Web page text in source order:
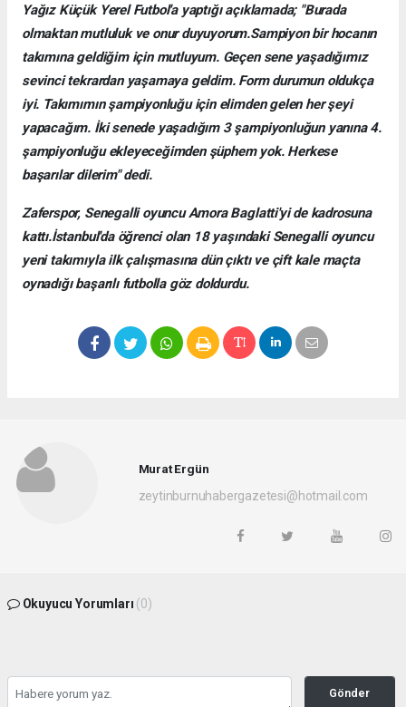
Yağız Küçük Yerel Futbol'a yaptığı açıklamada; "Burada
olmaktan mutluluk ve onur duyuyorum.Sampiyon bir hocanın
takımına geldiğim için mutluyum. Geçen sene yaşadığımız
sevinci tekrardan yaşamaya geldim. Form durumun oldukça
iyi. Takımımın şampiyonluğu için elimden gelen her şeyi
yapacağım. İki senede yaşadığım 3 şampiyonluğun yanına 4.
şampiyonluğu ekleyeceğimden şüphem yok. Herkese
başarılar dilerim" dedi.
Zaferspor, Senegalli oyuncu Amora Baglatti'yi de kadrosuna
kattı.İstanbul'da öğrenci olan 18 yaşındaki Senegalli oyuncu
yeni takımıyla ilk çalışmasına dün çıktı ve çift kale maçta
oynadığı başarılı futbolla göz doldurdu.
Murat Ergün
zeytinburnuhabergazetesi@hotmail.com
Okuyucu Yorumları (0)
Gönder